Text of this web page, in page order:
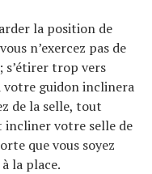
la position de
n’exercez pas de
s’étirer trop vers
votre guidon inclinera
de la selle, tout
incliner votre selle de
que vous soyez
la place.